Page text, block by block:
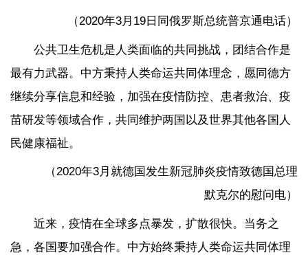
（2020年3月19日同俄罗斯总统普京通电话）
公共卫生危机是人类面临的共同挑战，团结合作是
最有力武器。中方秉持人类命运共同体理念，愿同德方
继续分享信息和经验，加强在疫情防控、患者救治、疫
苗研发等领域合作，共同维护两国以及世界其他各国人
民健康福祉。
（2020年3月就德国发生新冠肺炎疫情致德国总理
默克尔的慰问电）
近来，疫情在全球多点暴发，扩散很快。当务之
急，各国要加强合作。中方始终秉持人类命运共同体理